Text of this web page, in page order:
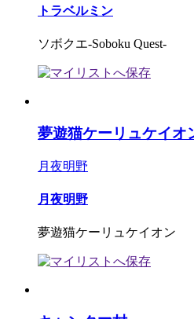
トラベルミン
ソボクエ-Soboku Quest-
夢遊猫ケーリュケイオ
月夜明野
月夜明野
夢遊猫ケーリュケイオン